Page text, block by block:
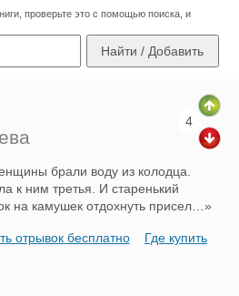
проверьте это с помощью поиска, и
4
брали воду из колодца.
к ним третья. И старенький
на камушек отдохнуть присел…»
отрывок бесплатно Где купить